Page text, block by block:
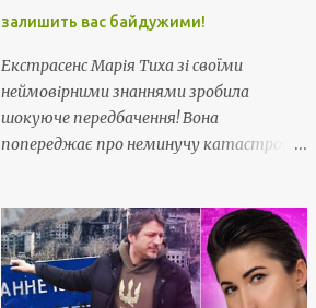
залишить вас байдужими!
Екстрасенс Марія Тиха зі своїми
неймовірними знаннями зробила
шокуюче передбачення! Вона
попереджає про неминучу катастрофу
прогноз на лютий-березень точно не
залишить вас байдужими!